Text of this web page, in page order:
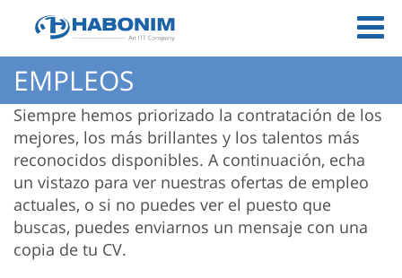
EMPLEOS
Siempre hemos priorizado la contratación de los
mejores, los más brillantes y los talentos más
reconocidos disponibles. A continuación, echa
un vistazo para ver nuestras ofertas de empleo
actuales, o si no puedes ver el puesto que
buscas, puedes enviarnos un mensaje con una
copia de tu CV.